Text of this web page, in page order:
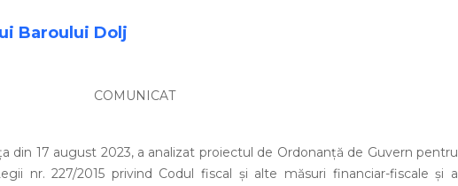
Baroului Dolj
COMUNICAT
din 17 august 2023, a analizat proiectul de Ordonanță de Guvern pentru
nr. 227/2015 privind Codul fiscal și alte măsuri financiar-fiscale și a